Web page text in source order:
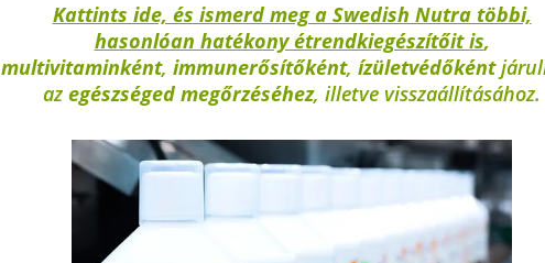
Kattints ide, és ismerd meg a Swedish Nutra többi,
hasonlóan hatékony étrendkiegészítőit is,
multivitaminként, immunerősítőként, ízületvédőként
az egészséged megőrzéséhez, illetve visszaállításához.